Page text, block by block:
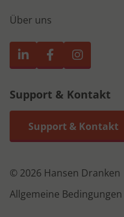
Über uns
Support & Kontakt
Support & Kontakt
© 2026 Hansen Dranken
Allgemeine